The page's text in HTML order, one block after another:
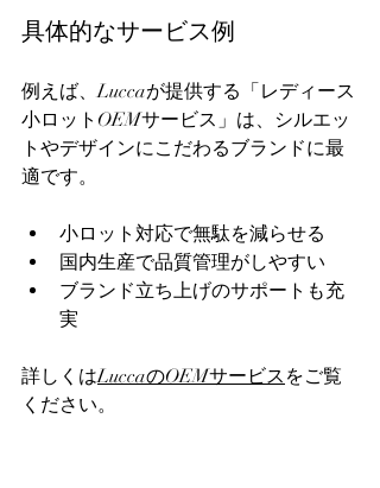
具体的なサービス例
例えば、Luccaが提供する「レディース
小ロットOEMサービス」は、シルエッ
トやデザインにこだわるブランドに最
適です。
小ロット対応で無駄を減らせる
国内生産で品質管理がしやすい
ブランド立ち上げのサポートも充
実
詳しくはLuccaのOEMサービス をご覧
ください。